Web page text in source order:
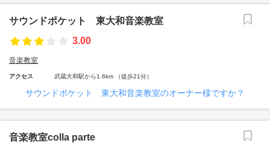
サウンドポケット 東大和音楽教室
3.00
音楽教室
アクセス 武蔵大和駅から1.6km （徒歩21分）
サウンドポケット 東大和音楽教室のオーナー様ですか？
音楽教室colla parte